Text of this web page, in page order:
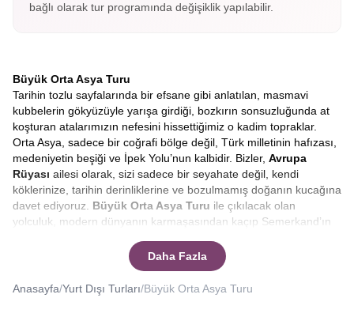
bağlı olarak tur programında değişiklik yapılabilir.
Büyük Orta Asya Turu
Tarihin tozlu sayfalarında bir efsane gibi anlatılan, masmavi
kubbelerin gökyüzüyle yarışa girdiği, bozkırın sonsuzluğunda at
koşturan atalarımızın nefesini hissettiğimiz o kadim topraklar.
Orta Asya, sadece bir coğrafi bölge değil, Türk milletinin hafızası,
medeniyetin beşiği ve İpek Yolu’nun kalbidir. Bizler, Avrupa
Rüyası ailesi olarak, sizi sadece bir seyahate değil, kendi
köklerinize, tarihin derinliklerine ve bozulmamış doğanın kucağına
davet ediyoruz. Büyük Orta Asya Turu ile çıkılacak olan
yolculuk, modern dünyanın karmaşasından kaçıp Semerkand’ın
bulacağınız eşsiz bir serüven. Hayalinizdeki o mistik atmosferi
gerçeğe dönüştürmek için hazırladığımızKırgızistan,
Kazakistan, Özbekistanrotasının, her adımda farklı bir hikâye,
Daha Fazla
Anasayfa/Yurt Dışı Turları/Büyük Orta Asya Turu